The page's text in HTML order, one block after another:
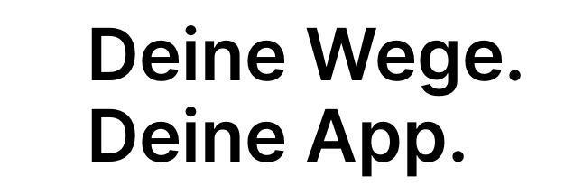
Deine Wege.
Deine App.